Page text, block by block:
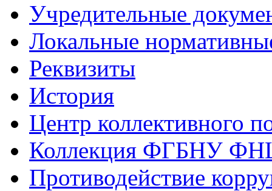
Учредительные
Локальные
Реквизиты
История
Центр коллективного
Коллекция ФГБНУ
Противодействие